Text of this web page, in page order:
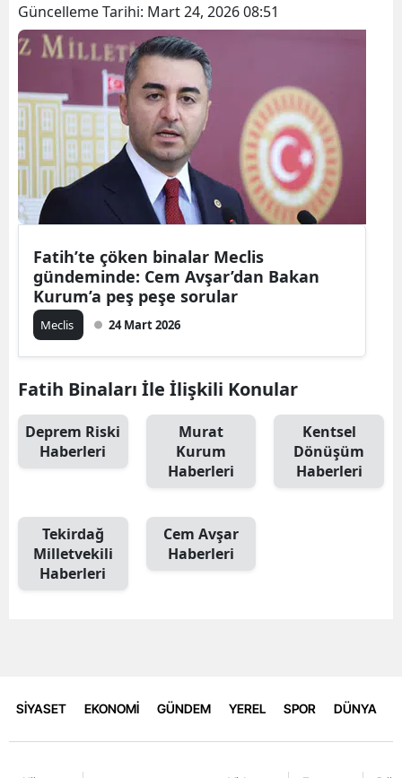
Güncelleme Tarihi: Mart 24, 2026 08:51
Fatih’te çöken binalar Meclis
gündeminde: Cem Avşar’dan Bakan
Kurum’a peş peşe sorular
Meclis 24 Mart 2026
Fatih Binaları İle İlişkili Konular
Deprem Riski
Haberleri
Murat
Kurum
Haberleri
Kentsel
Dönüşüm
Haberleri
Tekirdağ
Milletvekili
Haberleri
Cem Avşar
Haberleri
SİYASET EKONOMİ GÜNDEM YEREL SPOR DÜNYA